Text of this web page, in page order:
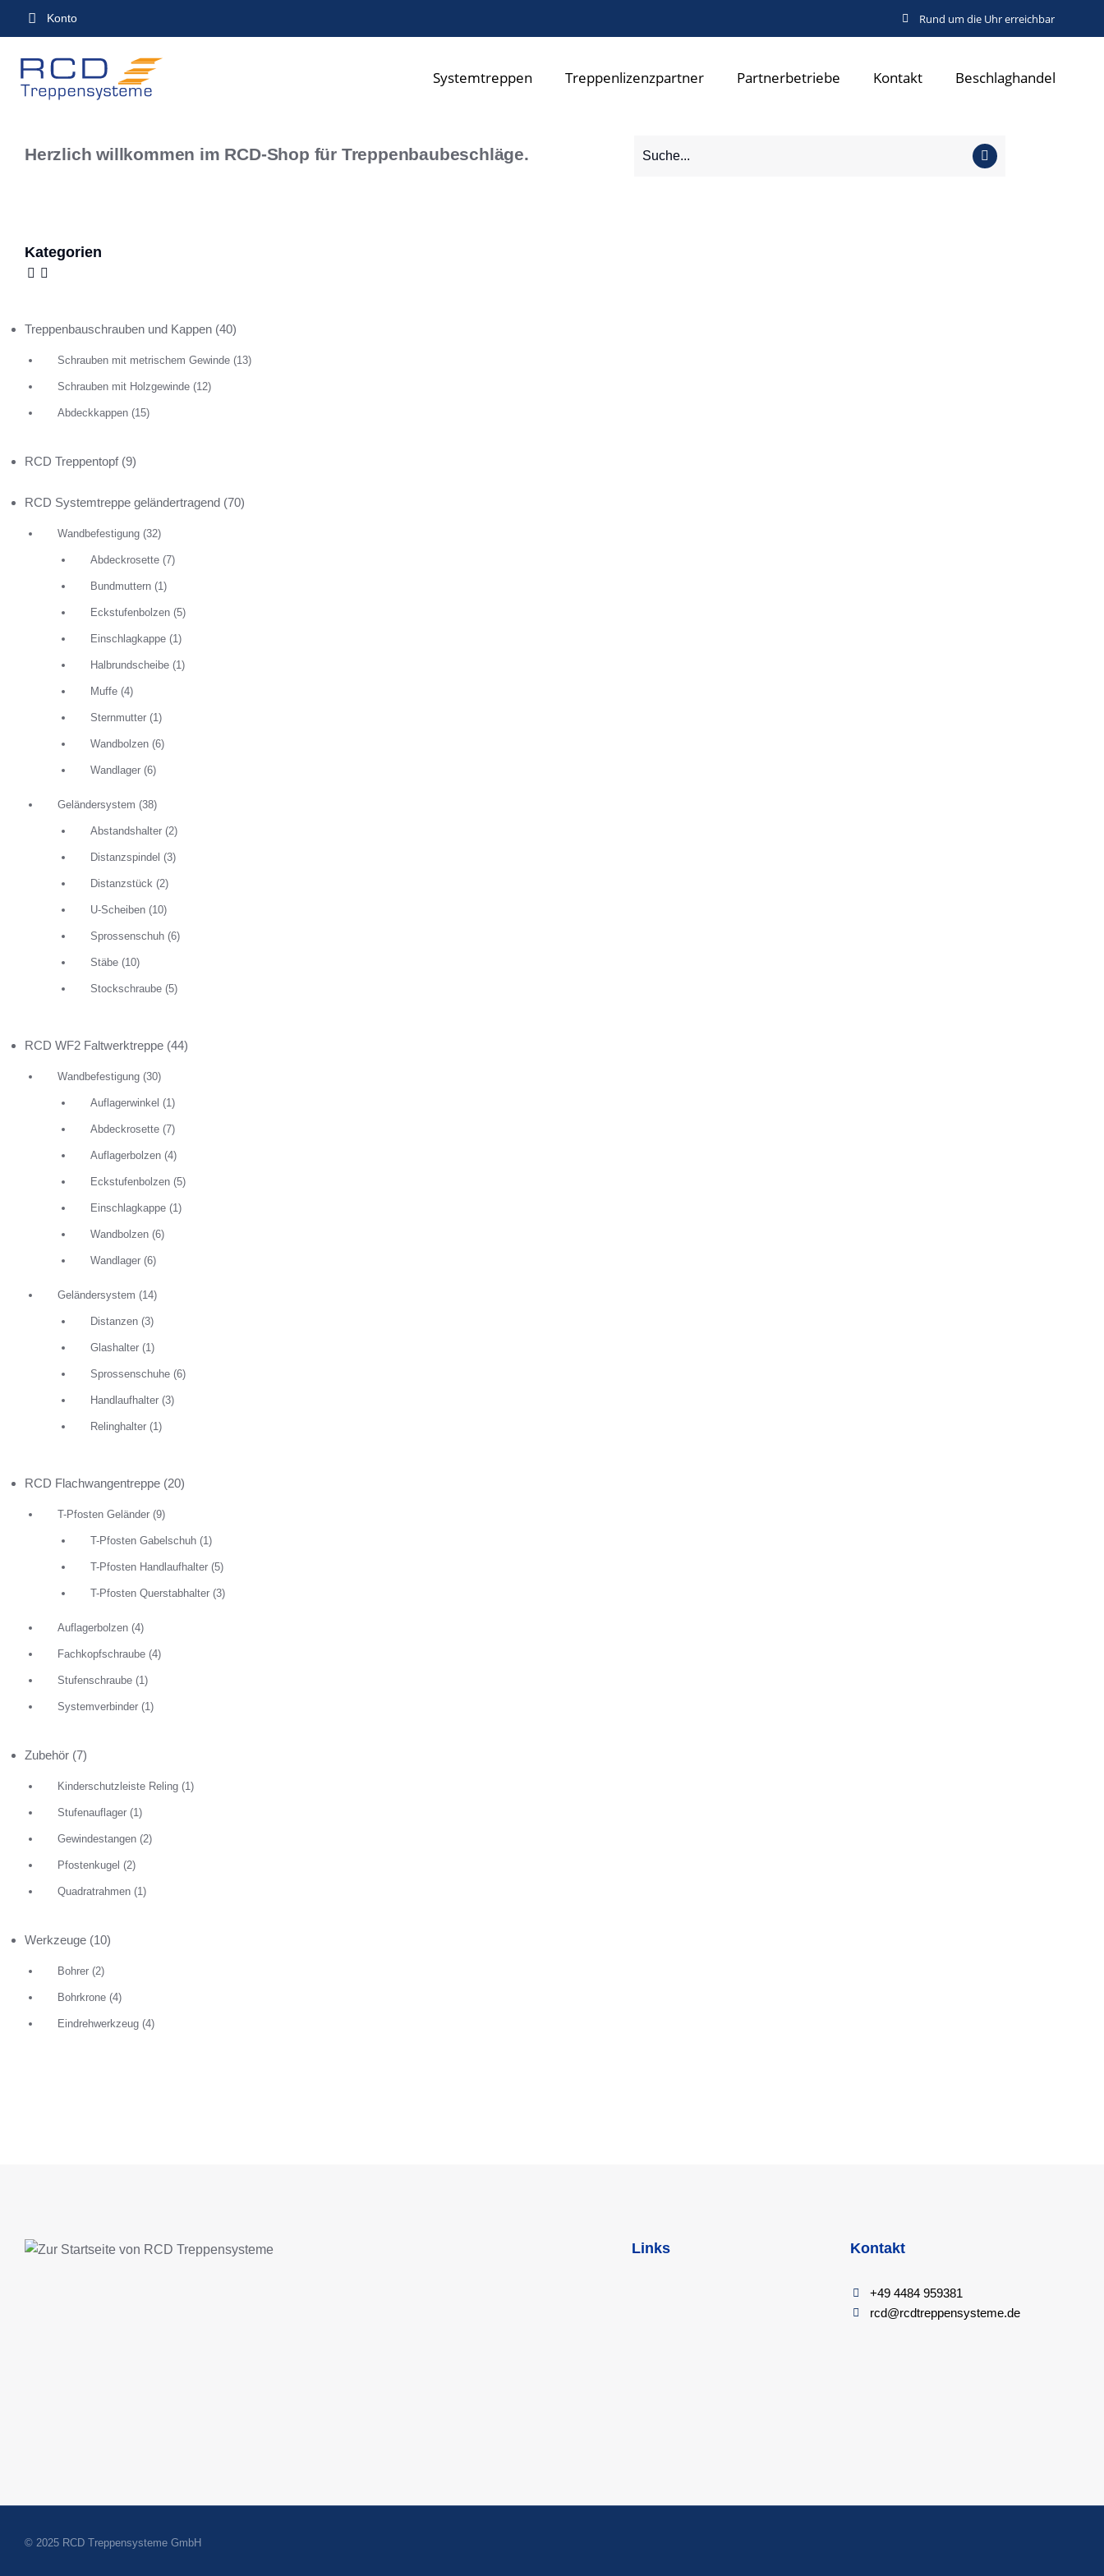
springenKonto Rund um die Uhr erreichbar
Systemtreppen Treppenlizenzpartner Partnerbetriebe Kontakt Beschlaghandel
Herzlich willkommen im RCD-Shop für Treppenbaubeschläge.
Kategorien
Treppenbauschrauben und Kappen (40)
Schrauben mit metrischem Gewinde (13)
Schrauben mit Holzgewinde (12)
Abdeckkappen (15)
RCD Treppentopf (9)
RCD Systemtreppe geländertragend (70)
Wandbefestigung (32)
Abdeckrosette (7)
Bundmuttern (1)
Eckstufenbolzen (5)
Einschlagkappe (1)
Halbrundscheibe (1)
Muffe (4)
Sternmutter (1)
Wandbolzen (6)
Wandlager (6)
Geländersystem (38)
Abstandshalter (2)
Distanzspindel (3)
Distanzstück (2)
U-Scheiben (10)
Sprossenschuh (6)
Stäbe (10)
Stockschraube (5)
RCD WF2 Faltwerktreppe (44)
Wandbefestigung (30)
Auflagerwinkel (1)
Abdeckrosette (7)
Auflagerbolzen (4)
Eckstufenbolzen (5)
Einschlagkappe (1)
Wandbolzen (6)
Wandlager (6)
Geländersystem (14)
Distanzen (3)
Glashalter (1)
Sprossenschuhe (6)
Handlaufhalter (3)
Relinghalter (1)
RCD Flachwangentreppe (20)
T-Pfosten Geländer (9)
T-Pfosten Gabelschuh (1)
T-Pfosten Handlaufhalter (5)
T-Pfosten Querstabhalter (3)
Auflagerbolzen (4)
Fachkopfschraube (4)
Stufenschraube (1)
Systemverbinder (1)
Zubehör (7)
Kinderschutzleiste Reling (1)
Stufenauflager (1)
Gewindestangen (2)
Pfostenkugel (2)
Quadratrahmen (1)
Werkzeuge (10)
Bohrer (2)
Bohrkrone (4)
Eindrehwerkzeug (4)
Links Kontakt
+49 4484 959381
rcd@rcdtreppensysteme.de
© 2025 RCD Treppensysteme GmbH